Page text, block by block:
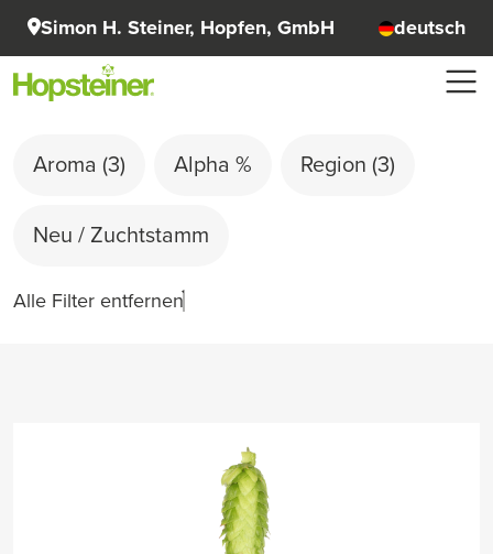
Simon H. Steiner, Hopfen, GmbH deutsch
Aroma (3) Alpha % Region (3)
Neu / Zuchtstamm
Alle Filter entfernen